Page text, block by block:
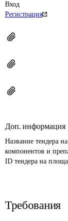
Вход
Регистрация
Доп. информация
Название тендера
компонентов и
ID тендера на
Требования